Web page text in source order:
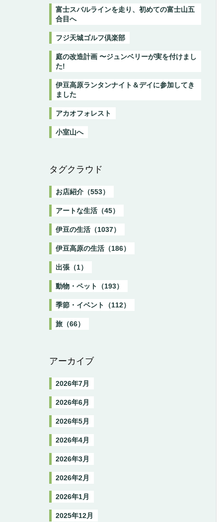
富士スバルラインを走り、初めての富士山五
合目へ
フジ天城ゴルフ倶楽部
庭の改造計画 〜ジュンベリーが実を付けまし
た!
伊豆高原ランタンナイト＆デイに参加してき
ました
アカオフォレスト
小室山へ
タグクラウド
お店紹介（553）
アートな生活（45）
伊豆の生活（1037）
伊豆高原の生活（186）
出張（1）
動物・ペット（193）
季節・イベント（112）
旅（66）
アーカイブ
2026年7月
2026年6月
2026年5月
2026年4月
2026年3月
2026年2月
2026年1月
2025年12月